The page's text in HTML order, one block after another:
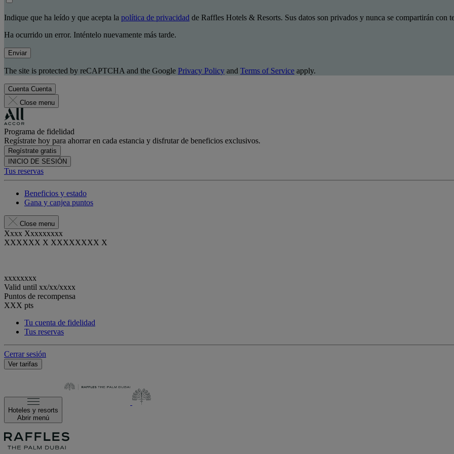
Indique que ha leído y que acepta la política de privacidad de Raffles Hotels & Resorts. Sus datos son privados y nunca se compartirán con
Ha ocurrido un error. Inténtelo nuevamente más tarde.
Enviar
The site is protected by reCAPTCHA and the Google Privacy Policy and Terms of Service apply.
Cuenta Cuenta
Close menu
Programa de fidelidad
Regístrate hoy para ahorrar en cada estancia y disfrutar de beneficios exclusivos.
Regístrate gratis
INICIO DE SESIÓN
Tus reservas
Beneficios y estado
Gana y canjea puntos
Close menu
Xxxx Xxxxxxxxx
XXXXXX X XXXXXXXX X
xxxxxxxx
Valid until xx/xx/xxxx
Puntos de recompensa
XXX pts
Tu cuenta de fidelidad
Tus reservas
Cerrar sesión
Ver tarifas
Hoteles y resorts
Abrir menú